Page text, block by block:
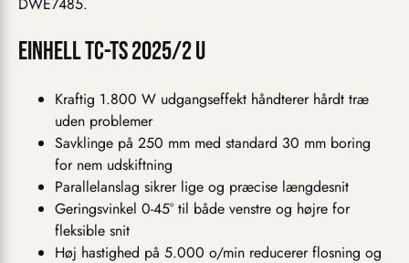
DWE7485.
Einhell TC-TS 2025/2 U
Kraftig 1.800 W udgangseffekt håndterer hårdt træ
uden problemer
Savklinge på 250 mm med standard 30 mm boring
for nem udskiftning
Parallelanslag sikrer lige og præcise længdesnit
Geringsvinkel 0-45° til både venstre og højre for
fleksible snit
Høj hastighed på 5.000 o/min reducerer flosning og